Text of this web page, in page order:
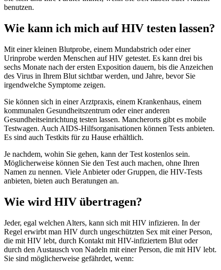
benutzen.
Wie kann ich mich auf HIV testen lassen?
Mit einer kleinen Blutprobe, einem Mundabstrich oder einer
Urinprobe werden Menschen auf HIV getestet. Es kann drei bis
sechs Monate nach der ersten Exposition dauern, bis die Anzeichen
des Virus in Ihrem Blut sichtbar werden, und Jahre, bevor Sie
irgendwelche Symptome zeigen.
Sie können sich in einer Arztpraxis, einem Krankenhaus, einem
kommunalen Gesundheitszentrum oder einer anderen
Gesundheitseinrichtung testen lassen. Mancherorts gibt es mobile
Testwagen. Auch AIDS-Hilfsorganisationen können Tests anbieten.
Es sind auch Testkits für zu Hause erhältlich.
Je nachdem, wohin Sie gehen, kann der Test kostenlos sein.
Möglicherweise können Sie den Test auch machen, ohne Ihren
Namen zu nennen. Viele Anbieter oder Gruppen, die HIV-Tests
anbieten, bieten auch Beratungen an.
Wie wird HIV übertragen?
Jeder, egal welchen Alters, kann sich mit HIV infizieren. In der
Regel erwirbt man HIV durch ungeschützten Sex mit einer Person,
die mit HIV lebt, durch Kontakt mit HIV-infiziertem Blut oder
durch den Austausch von Nadeln mit einer Person, die mit HIV lebt.
Sie sind möglicherweise gefährdet, wenn: